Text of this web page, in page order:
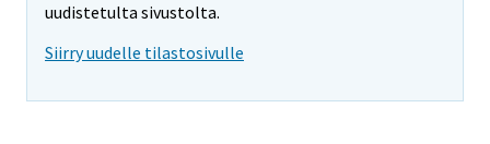
uudistetulta sivustolta.
Siirry uudelle tilastosivulle